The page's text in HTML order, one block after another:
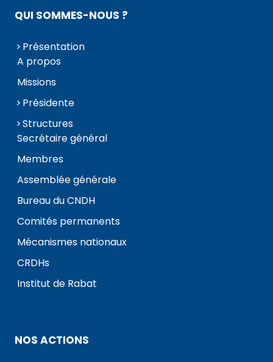
QUI SOMMES-NOUS ?
Présentation
A propos
Missions
Présidente
Structures
Secrétaire général
Membres
Assemblée générale
Bureau du CNDH
Comités permanents
Mécanismes nationaux
CRDHs
Institut de Rabat
NOS ACTIONS